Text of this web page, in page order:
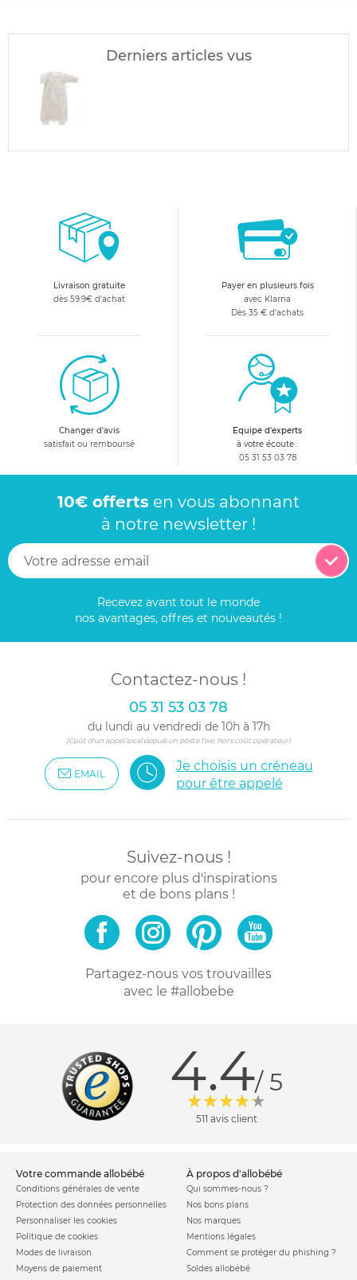
Derniers articles vus
Livraison gratuite
dès 59.9€ d'achat
Payer en plusieurs fois
avec Klarna
Dès 35 € d'achats
Changer d'avis
satisfait ou remboursé
Equipe d'experts
à votre écoute :
05 31 53 03 78
10€ offerts en vous abonnant
à notre newsletter !
Recevez avant tout le monde
nos avantages, offres et nouveautés !
Contactez-nous !
05 31 53 03 78
du lundi au vendredi de 10h à 17h
(Coût d'un appel local depuis un poste fixe, hors coût opérateur)
EMAIL
Je choisis un créneau
pour être appelé
Suivez-nous !
pour encore plus d'inspirations
et de bons plans !
Partagez-nous vos trouvailles
avec le #allobebe
4.4/ 5
511 avis client
votre commande allobébé
Conditions générales de vente
Protection des données personnelles
Personnaliser les cookies
Politique de cookies
Modes de livraison
Moyens de paiement
à propos d'allobébé
Qui sommes-nous ?
Nos bons plans
Nos marques
Mentions légales
Comment se protéger du phishing ?
Soldes allobébé